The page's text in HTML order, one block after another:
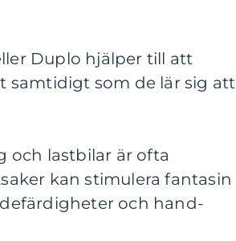
Duplo hjälper till att
samtidigt som de lär sig att
och lastbilar är ofta
kan stimulera fantasin
och hand-